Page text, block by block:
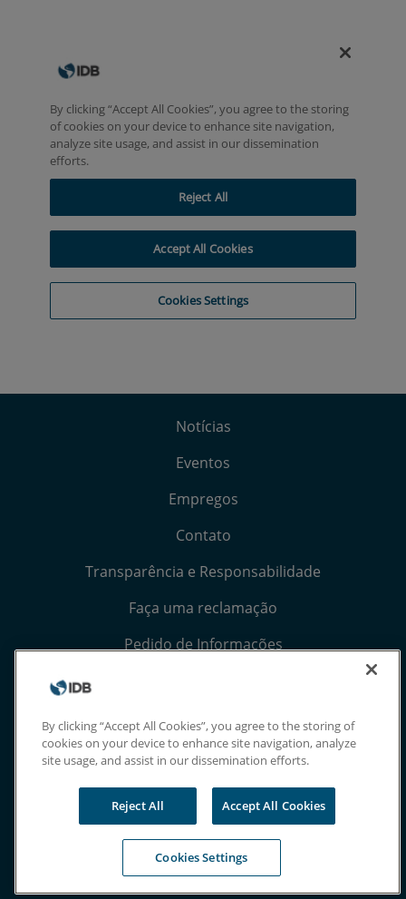
Notícias
Eventos
Empregos
Contato
Transparência e Responsabilidade
Faça uma reclamação
Pedido de Informações
Termos, Condições e Avisos de Privacidade
Extranet
By clicking “Accept All Cookies”, you agree to the storing of
cookies on your device to enhance site navigation, analyze
site usage, and assist in our dissemination efforts.
Reject All Accept All Cookies
Cookies Settings